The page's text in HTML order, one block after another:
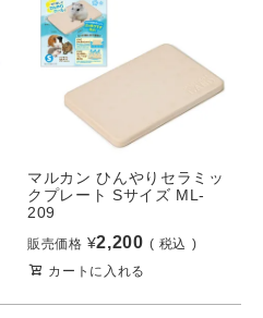
マルカン ひんやりセラミッ
クプレート Sサイズ ML-
209
販売価格 ¥2,200
税込
カートに入れる